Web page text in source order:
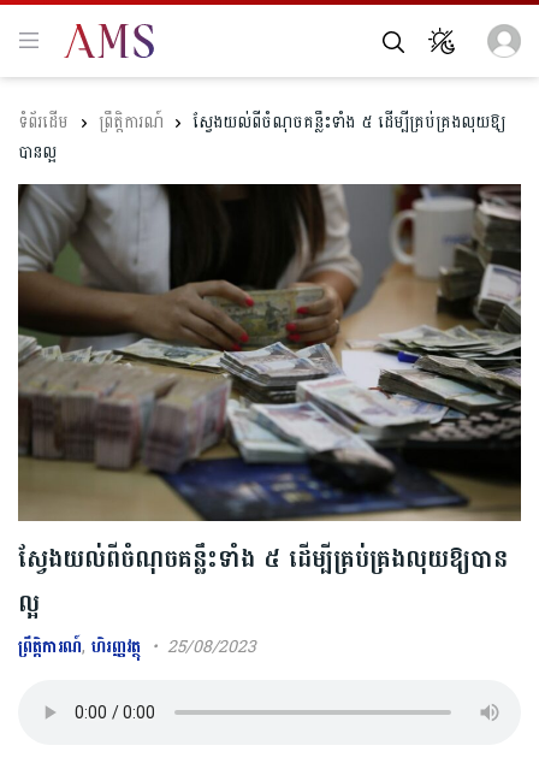
ព្រឹត្តិការណ៍
ស្វែងយល់ពីចំណុចគន្លឹះទាំង ៥ ដើម្បីគ្រប់គ្រងលុយឱ្យ
បានល្អ
ស្វែងយល់ពីចំណុចគន្លឹះទាំង ៥ ដើម្បីគ្រប់គ្រងលុយឱ្យបាន
ល្អ
ព្រឹត្តិការណ៍,ហិរញ្ញវត្ថុ 25/08/2023